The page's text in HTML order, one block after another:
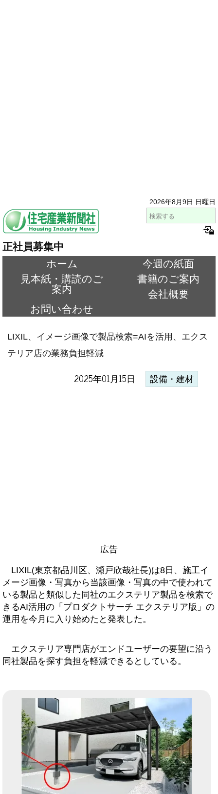
2026年8月9日 日曜日
正社員募集中
ホーム
今週の紙面
見本紙・購読のご
案内
書籍のご案内
会社概要
お問い合わせ
LIXIL、イメージ画像で製品検索=AIを活用、エクス
テリア店の業務負担軽減
2025年01月15日 設備・建材
広告
LIXIL(東京都品川区、瀬戸欣哉社長)は8日、施工イ
メージ画像・写真から当該画像・写真の中で使われて
いる製品と類似した同社のエクステリア製品を検索で
きるAI活用の「プロダクトサーチ エクステリア版」の
運用を今月に入り始めたと発表した。
エクステリア専門店がエンドユーザーの要望に沿う
同社製品を探す負担を軽減できるとしている。